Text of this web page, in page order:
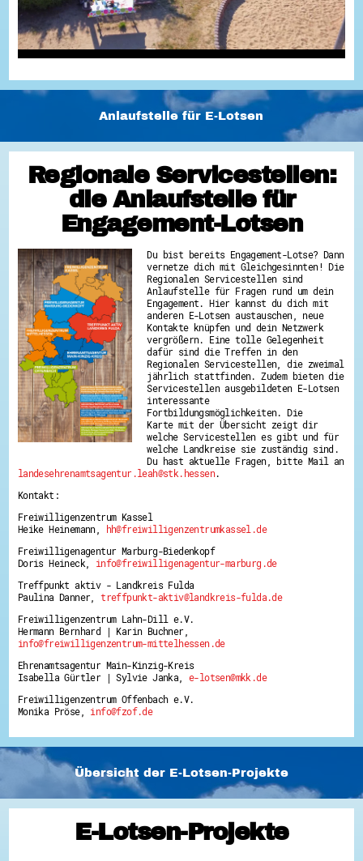
Anlaufstelle für E-Lotsen
Regionale Servicestellen:
die Anlaufstelle für
Engagement-Lotsen
Du bist bereits Engagement-Lotse? Dann
vernetze dich mit Gleichgesinnten! Die
Regionalen Servicestellen sind
Anlaufstelle für Fragen rund um dein
Engagement. Hier kannst du dich mit
anderen E-Lotsen austauschen, neue
Kontakte knüpfen und dein Netzwerk
vergrößern. Eine tolle Gelegenheit
dafür sind die Treffen in den
Regionalen Servicestellen, die zweimal
jährlich stattfinden. Zudem bieten die
Servicestellen ausgebildeten E-Lotsen
interessante
Fortbildungsmöglichkeiten. Die
Karte mit der Übersicht zeigt dir
welche Servicestellen es gibt und für
welche Landkreise sie zuständig sind.
Du hast aktuelle Fragen, bitte Mail an
landesehrenamtsagentur.leah@stk.hessen.
Kontakt:
Freiwilligenzentrum Kassel
Heike Heinemann,
hh@freiwilligenzentrumkassel.de
Freiwilligenagentur Marburg-Biedenkopf
Doris Heineck, info@freiwilligenagentur-marburg.de
Treffpunkt aktiv - Landkreis Fulda
Paulina Danner,treffpunkt-aktiv@landkreis-fulda.de
Freiwilligenzentrum Lahn-Dill e.V.
Hermann Bernhard | Karin Buchner,
info@freiwilligenzentrum-mittelhessen.de
Ehrenamtsagentur Main-Kinzig-Kreis
Isabella Gürtler | Sylvie Janka,e-lotsen@mkk.de
Freiwilligenzentrum Offenbach e.V.
Monika Pröse, info@fzof.de
Übersicht der E-Lotsen-Projekte
E-Lotsen-Projekte